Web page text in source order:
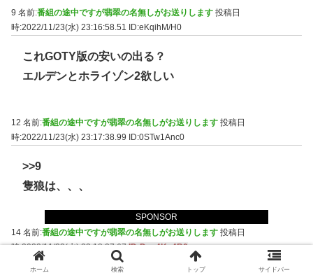
SPONSOR
9 名前:番組の途中ですが翡翠の名無しがお送りします 投稿日
時:2022/11/23(水) 23:16:58.51
ID:eKqihM/H0
これGOTY版の安いの出る？
エルデンとホライゾン2欲しい
12 名前:番組の途中ですが翡翠の名無しがお送りします 投稿日
時:2022/11/23(水) 23:17:38.99
ID:0STw1Anc0
>>9
隻狼は、、、
14 名前:番組の途中ですが翡翠の名無しがお送りします 投稿日
時:2022/11/23(水) 23:18:27.67ID:Dpq4Kc4B0
>>9
ホーム 検索 トップ サイドバー